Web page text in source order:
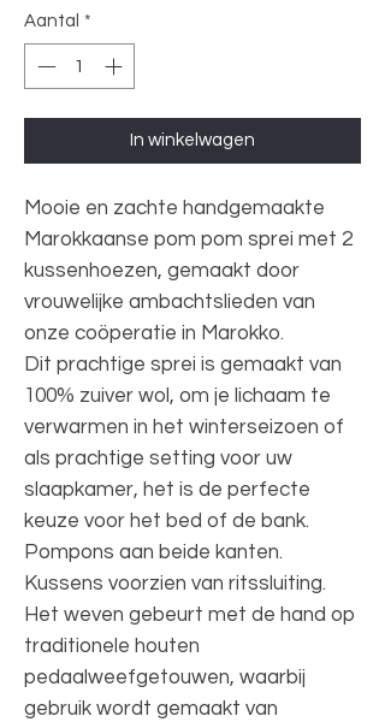
Aantal *
In winkelwagen
Mooie en zachte handgemaakte
Marokkaanse pom pom sprei met 2
kussenhoezen, gemaakt door
vrouwelijke ambachtslieden van
onze coöperatie in Marokko.
Dit prachtige sprei is gemaakt van
100% zuiver wol, om je lichaam te
verwarmen in het winterseizoen of
als prachtige setting voor uw
slaapkamer, het is de perfecte
keuze voor het bed of de bank.
Pompons aan beide kanten.
Kussens voorzien van ritssluiting.
Het weven gebeurt met de hand op
traditionele houten
pedaalweefgetouwen, waarbij
gebruik wordt gemaakt van